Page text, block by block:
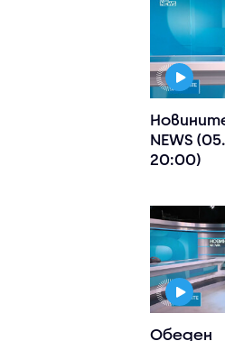
NEWS
20:00)
Обеден